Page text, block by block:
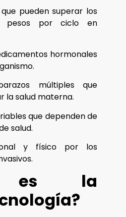
pueden superar los
pesos por ciclo en
hormonales
múltiples que
la salud materna.
que dependen de
salud.
y físico por los
es la